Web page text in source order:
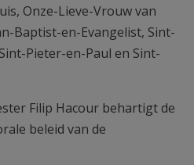
Onze-Lieve-Vrouw van
Baptist-en-Evangelist, Sint-
Pieter-en-Paul en Sint-
Filip Hacour behartigt de
beleid van de